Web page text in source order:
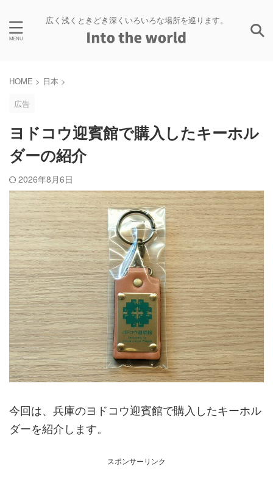
広く浅くときどき深くいろいろな場所を巡ります。
HOME > 日本 >
広告
ヨドコウ迎賓館で購入したキーホル
ダーの紹介
2026年8月6日
今回は、兵庫のヨドコウ迎賓館で購入したキーホル
ダーを紹介します。
スポンサーリンク